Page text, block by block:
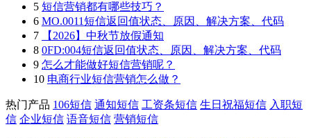
5 短信营销都有哪些技巧？
6 MO.0011短信返回值状态、原因、解决方案、代码
7
【2026】中秋节放假通知
8 0FD:004短信返回值状态、原因、解决方案、代码
9 怎么才能做好短信营销呢？
10 电商行业短信营销怎么做？
热门产品 106短信 通知短信 工资条短信 生日祝福短信 入职短
信 企业短信 语音短信 营销短信